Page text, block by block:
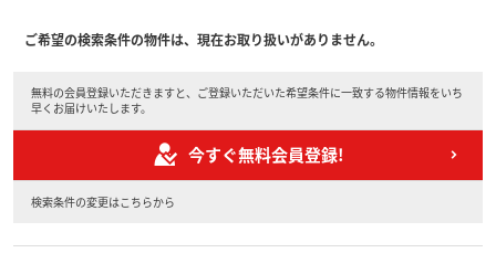
ご希望の検索条件の物件は、現在お取り扱いがありません。
無料の会員登録いただきますと、ご登録いただいた希望条件に一致する物件情報をいち
早くお届けいたします。
今すぐ無料会員登録!
検索条件の変更はこちらから